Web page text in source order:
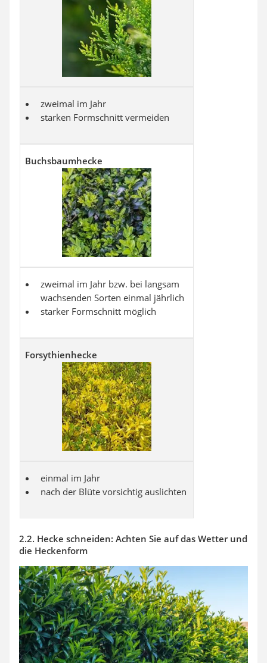
zweimal im Jahr
starken Formschnitt vermeiden
Buchsbaumhecke
zweimal im Jahr bzw. bei langsam
wachsenden Sorten einmal jährlich
starker Formschnitt möglich
Forsythienhecke
einmal im Jahr
nach der Blüte vorsichtig auslichten
2.2. Hecke schneiden: Achten Sie auf das Wetter und
die Heckenform